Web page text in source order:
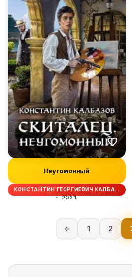
Неугомонный
КОНСТАНТИН ГЕОРГИЕВИЧ КАЛБА…
2021
← 1 2